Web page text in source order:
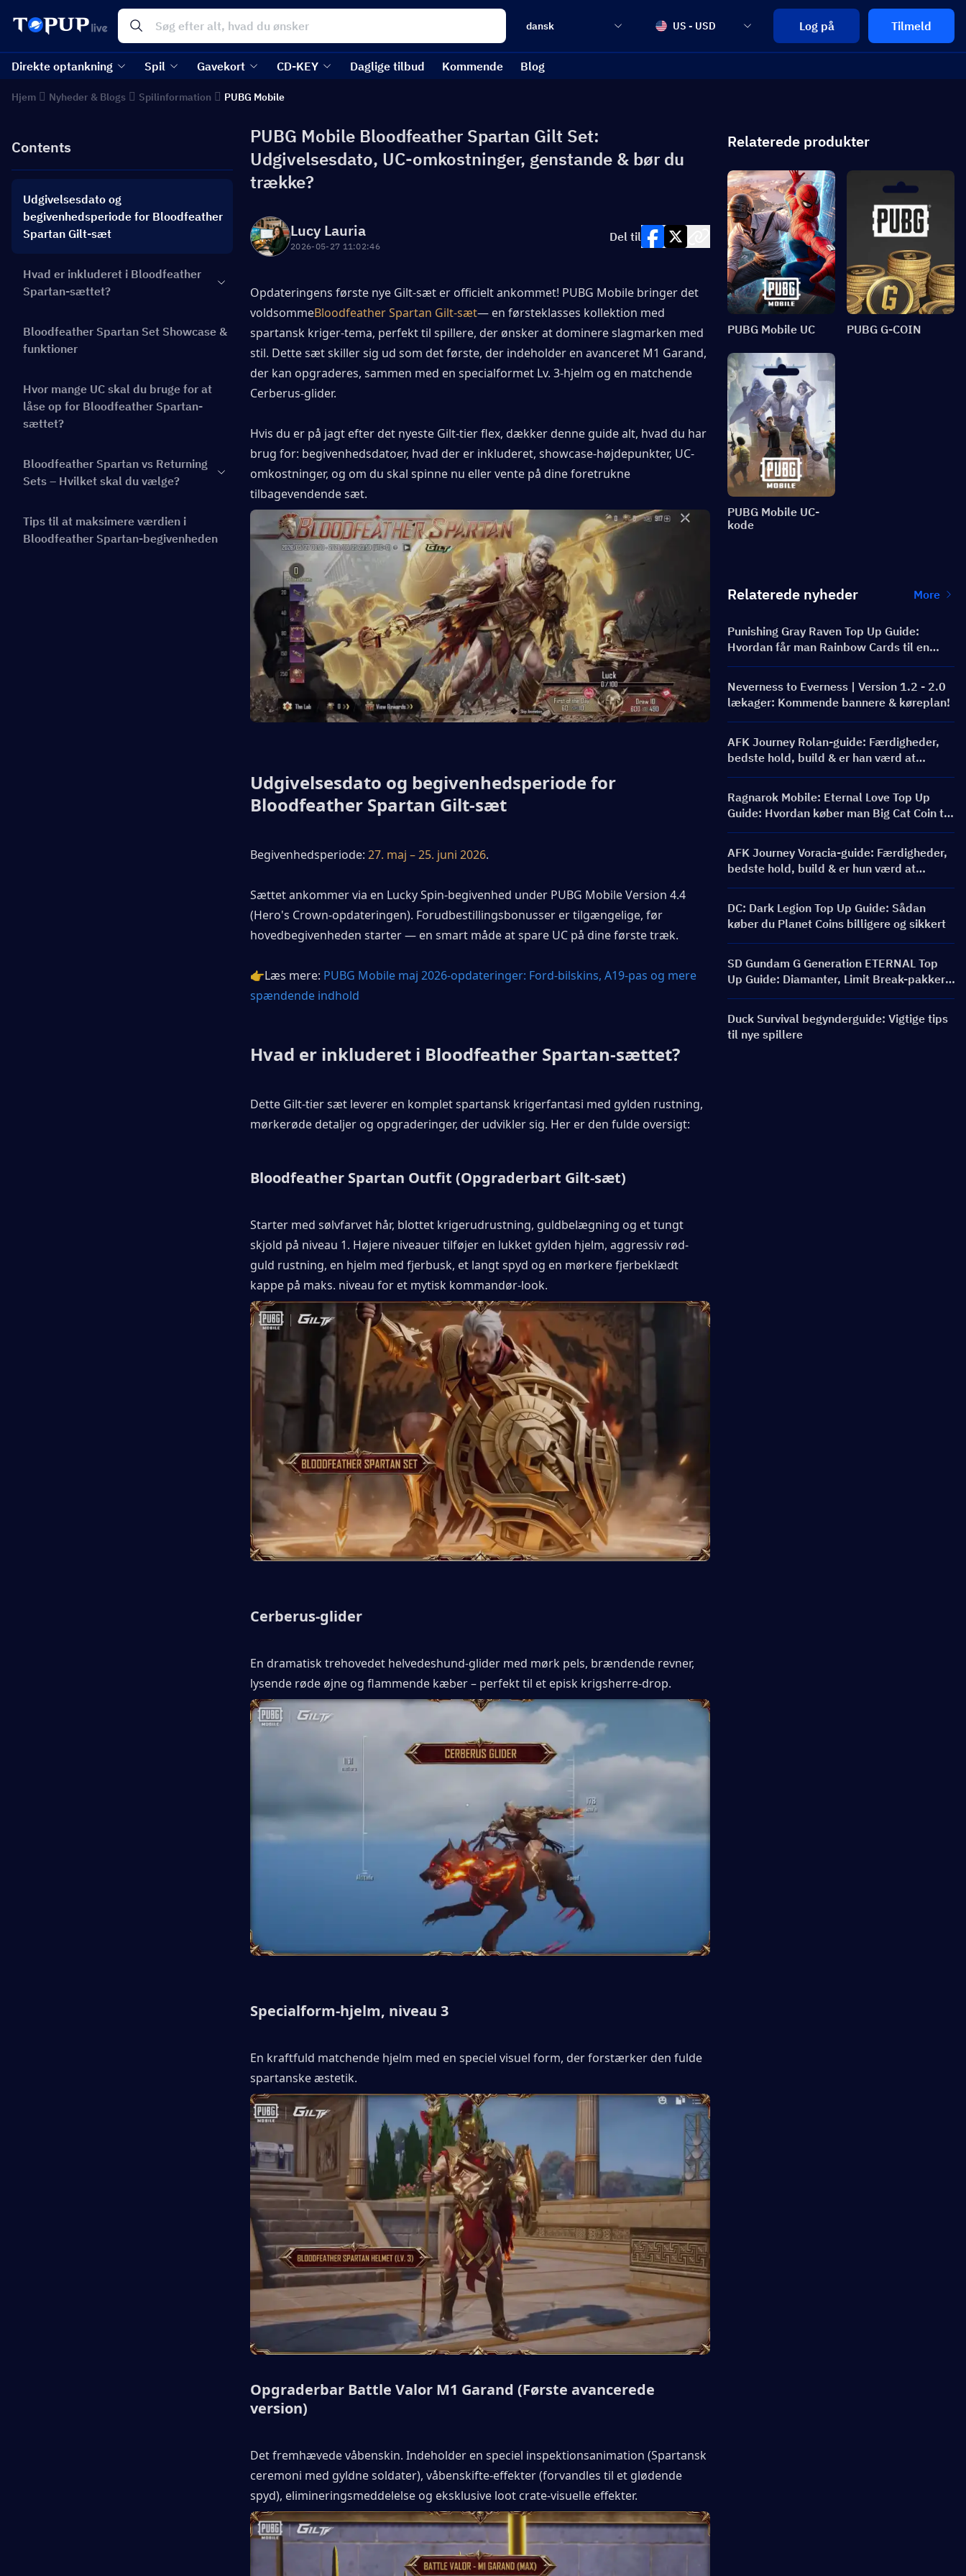
dansk US - USD Log på Tilmeld
Direkte optankning Spil Gavekort CD-KEY Daglige tilbud Kommende Blog
Hjem Nyheder & Blogs Spilinformation PUBG Mobile
Contents
Udgivelsesdato og
begivenhedsperiode for Bloodfeather
Spartan Gilt-sæt
Hvad er inkluderet i Bloodfeather
Spartan-sættet?
Bloodfeather Spartan Set Showcase &
funktioner
Hvor mange UC skal du bruge for at
låse op for Bloodfeather Spartan-
sættet?
Bloodfeather Spartan vs Returning
Sets – Hvilket skal du vælge?
Tips til at maksimere værdien i
Bloodfeather Spartan-begivenheden
PUBG Mobile Bloodfeather Spartan Gilt Set:
Udgivelsesdato, UC-omkostninger, genstande & bør du
trække?
Lucy Lauria
2026-05-27 11:02:46
Del til
Opdateringens første nye Gilt-sæt er officielt ankommet! PUBG Mobile bringer det
voldsommeBloodfeather Spartan Gilt-sæt— en førsteklasses kollektion med
spartansk kriger-tema, perfekt til spillere, der ønsker at dominere slagmarken med
stil. Dette sæt skiller sig ud som det første, der indeholder en avanceret M1 Garand,
der kan opgraderes, sammen med en specialformet Lv. 3-hjelm og en matchende
Cerberus-glider.
Hvis du er på jagt efter det nyeste Gilt-tier flex, dækker denne guide alt, hvad du har
brug for: begivenhedsdatoer, hvad der er inkluderet, showcase-højdepunkter, UC-
omkostninger, og om du skal spinne nu eller vente på dine foretrukne
tilbagevendende sæt.
Udgivelsesdato og begivenhedsperiode for
Bloodfeather Spartan Gilt-sæt
Begivenhedsperiode: 27. maj – 25. juni 2026.
Sættet ankommer via en Lucky Spin-begivenhed under PUBG Mobile Version 4.4
(Hero's Crown-opdateringen). Forudbestillingsbonusser er tilgængelige, før
hovedbegivenheden starter — en smart måde at spare UC på dine første træk.
👉Læs mere: PUBG Mobile maj 2026-opdateringer: Ford-bilskins, A19-pas og mere
spændende indhold
Hvad er inkluderet i Bloodfeather Spartan-sættet?
Dette Gilt-tier sæt leverer en komplet spartansk krigerfantasi med gylden rustning,
mørkerøde detaljer og opgraderinger, der udvikler sig. Her er den fulde oversigt:
Bloodfeather Spartan Outfit (Opgraderbart Gilt-sæt)
Starter med sølvfarvet hår, blottet krigerudrustning, guldbelægning og et tungt
skjold på niveau 1. Højere niveauer tilføjer en lukket gylden hjelm, aggressiv rød-
guld rustning, en hjelm med fjerbusk, et langt spyd og en mørkere fjerbeklædt
kappe på maks. niveau for et mytisk kommandør-look.
Cerberus-glider
En dramatisk trehovedet helvedeshund-glider med mørk pels, brændende revner,
lysende røde øjne og flammende kæber – perfekt til et episk krigsherre-drop.
Specialform-hjelm, niveau 3
En kraftfuld matchende hjelm med en speciel visuel form, der forstærker den fulde
spartanske æstetik.
Opgraderbar Battle Valor M1 Garand (Første avancerede
version)
Det fremhævede våbenskin. Indeholder en speciel inspektionsanimation (Spartansk
ceremoni med gyldne soldater), våbenskifte-effekter (forvandles til et glødende
spyd), elimineringsmeddelelse og eksklusive loot crate-visuelle effekter.
Relaterede produkter
PUBG Mobile UC PUBG G-COIN
PUBG Mobile UC-
kode
Relaterede nyheder More
Punishing Gray Raven Top Up Guide:
Hvordan får man Rainbow Cards til en
bedre pris?
Neverness to Everness | Version 1.2 - 2.0
lækager: Kommende bannere & køreplan!
AFK Journey Rolan-guide: Færdigheder,
bedste hold, build & er han værd at
trække?
Ragnarok Mobile: Eternal Love Top Up
Guide: Hvordan køber man Big Cat Coin til
en bedre pris?
AFK Journey Voracia-guide: Færdigheder,
bedste hold, build & er hun værd at
trække?
DC: Dark Legion Top Up Guide: Sådan
køber du Planet Coins billigere og sikkert
SD Gundam G Generation ETERNAL Top
Up Guide: Diamanter, Limit Break-pakker,
priser og genopfyldningsmetoder
Duck Survival begynderguide: Vigtige tips
til nye spillere